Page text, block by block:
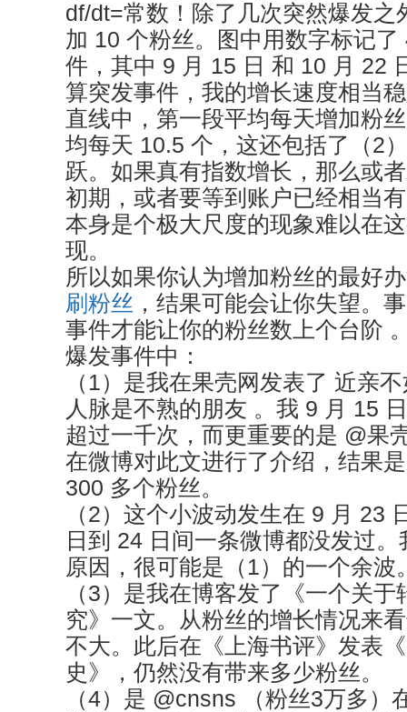
df/dt=常数！除了几次突然爆发之
加 10 个粉丝。图中用数字标记了
件，其中 9 月 15 日 和 10 月 22
算突发事件，我的增长速度相当
直线中，第一段平均每天增加粉
均每天 10.5 个，这还包括了（2
跃。如果真有指数增长，那么或
初期，或者要等到账户已经相当
本身是个极大尺度的现象难以在
现。
所以如果你认为增加粉丝的最好
刷粉丝 ，结果可能会让你失望。
事件才能让你的粉丝数上个台阶
爆发事件中：
（1）是我在果壳网发表了 近亲
人脉是不熟的朋友 。我 9 月 15
超过一千次，而更重要的是 @果
在微博对此文进行了介绍，结果
300 多个粉丝。
（2）这个小波动发生在 9 月 23
日到 24 日间一条微博都没发过
原因，很可能是（1）的一个余波
（3）是我在博客发了《一个关
究》一文。从粉丝的增长情况来
不大。此后在《上海书评》发表
史》，仍然没有带来多少粉丝。
（4）是 @cnsns （粉丝3万多）